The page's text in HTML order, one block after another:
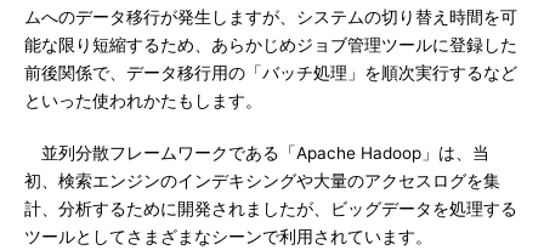
ムへのデータ移行が発生しますが、システムの切り替え時間を可
能な限り短縮するため、あらかじめジョブ管理ツールに登録した
前後関係で、データ移行用の「バッチ処理」を順次実行するなど
といった使われかたもします。
並列分散フレームワークである「Apache Hadoop」は、当
初、検索エンジンのインデキシングや大量のアクセスログを集
計、分析するために開発されましたが、ビッグデータを処理する
ツールとしてさまざまなシーンで利用されています。